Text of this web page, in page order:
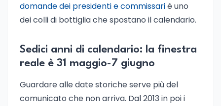
domande dei presidenti e commissariè uno
dei colli di bottiglia che spostano il calendario.
Sedici anni di calendario: la finestra
reale è 31 maggio-7 giugno
Guardare alle date storiche serve più del
comunicato che non arriva. Dal 2013 in poi i